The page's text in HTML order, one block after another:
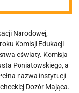
Narodowej,
Komisji Edukacji
oświaty. Komisja
Poniatowskiego, a
nazwa instytucji
Dozór Mająca.